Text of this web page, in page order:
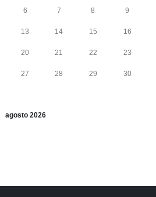
agosto 2026
6 7 8 9
13 14 15 16
20 21 22 23
27 28 29 30